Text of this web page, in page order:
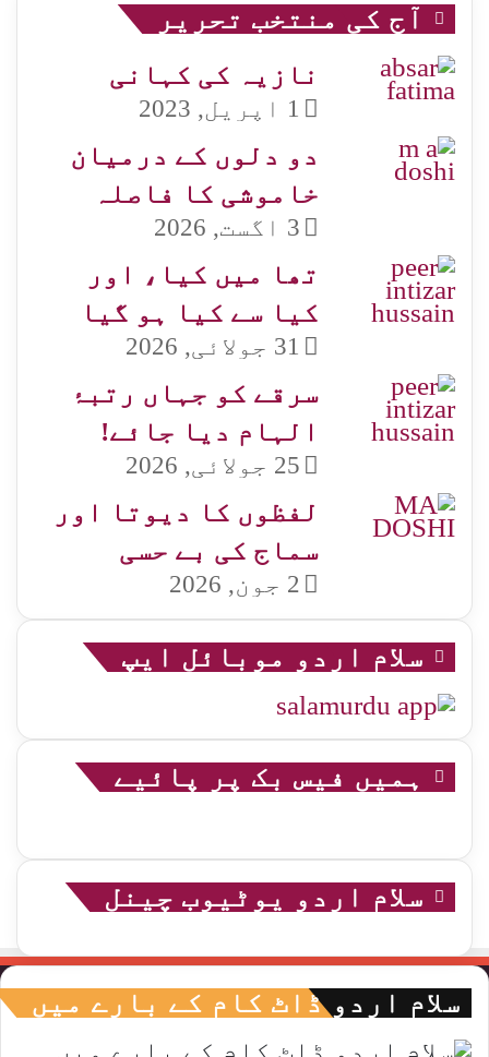
آج کی منتخب تحریر
نازیہ کی کہانی
1 اپریل, 2023
دو دلوں کے درمیان
خاموشی کا فاصلہ
3 اگست, 2026
تھا میں کیا، اور
کیا سے کیا ہو گیا
31 جولائی, 2026
سرقے کو جہاں رتبۂ
الہام دیا جائے!
25 جولائی, 2026
لفظوں کا دیوتا اور
سماج کی بے حسی
2 جون, 2026
سلام اردو موبائل ایپ
ہمیں فیس بک پر پائیے
سلام اردو یوٹیوب چینل
سلام اردو ڈاٹ کام کے بارے میں